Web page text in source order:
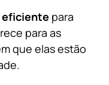
eficiente para
para as
que elas estão